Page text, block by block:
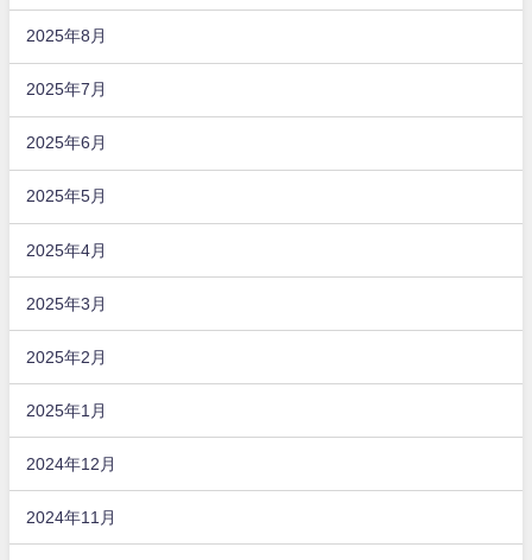
2025年8月
2025年7月
2025年6月
2025年5月
2025年4月
2025年3月
2025年2月
2025年1月
2024年12月
2024年11月